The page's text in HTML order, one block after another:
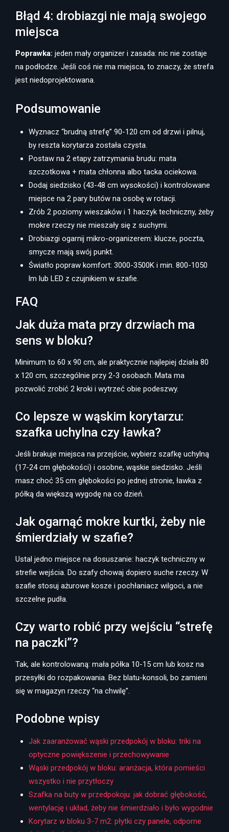
Błąd 4: drobiazgi nie mają swojego
miejsca
Poprawka: jeden mały organizer i zasada: nic nie zostaje
na podłodze. Jeśli coś nie ma miejsca, to znaczy, że strefa
jest niedoprojektowana.
Podsumowanie
Wyznacz “brudną strefę” 90-120 cm od drzwi i pilnuj,
by reszta korytarza została czysta.
Postaw na 2 etapy zatrzymania brudu: mata
szczotkowa + mata chłonna albo tacka ociekowa.
Dodaj siedzisko (43-48 cm wysokości) i kontrolowane
miejsce na 2 pary butów na osobę w rotacji.
Zrób 2 poziomy wieszaków i 1 haczyk techniczny, żeby
mokre rzeczy nie mieszały się z suchymi.
Drobiazgi ogarnij mikro-organizerem: klucze, poczta,
smycze mają swój punkt.
Światło popraw komfort: 3000-3500K i min. 800-1050
lm lub LED z czujnikiem w szafie.
FAQ
Jak duża mata przy drzwiach ma
sens w bloku?
Minimum to 60 x 90 cm, ale praktycznie najlepiej działa 80
x 120 cm, szczególnie przy 2-3 osobach. Mata ma
pozwolić zrobić 2 kroki i wytrzeć obie podeszwy.
Co lepsze w wąskim korytarzu:
szafka uchylna czy ławka?
Jeśli brakuje miejsca na przejście, wybierz szafkę uchylną
(17-24 cm głębokości) i osobne, wąskie siedzisko. Jeśli
masz choć 35 cm głębokości po jednej stronie, ławka z
półką da większą wygodę na co dzień.
Jak ogarnąć mokre kurtki, żeby nie
śmierdziały w szafie?
Ustal jedno miejsce na dosuszanie: haczyk techniczny w
strefie wejścia. Do szafy chowaj dopiero suche rzeczy. W
szafie stosuj ażurowe kosze i pochłaniacz wilgoci, a nie
szczelne pudła.
Czy warto robić przy wejściu “strefę
na paczki”?
Tak, ale kontrolowaną: mała półka 10-15 cm lub kosz na
przesyłki do rozpakowania. Bez blatu-konsoli, bo zamieni
się w magazyn rzeczy “na chwilę”.
Podobne wpisy
Jak zaaranżować wąski przedpokój w bloku: triki na
optyczne powiększenie i przechowywanie
Wąski przedpokój w bloku: aranżacja, która pomieści
wszystko i nie przytłoczy
Szafka na buty w przedpokoju: jak dobrać głębokość,
wentylację i układ, żeby nie śmierdziało i było wygodnie
Korytarz w bloku 3-7 m2: płytki czy panele, odporne